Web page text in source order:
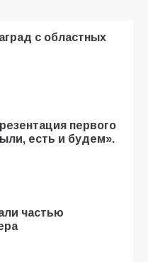
с областных
первого
есть и будем».
частью